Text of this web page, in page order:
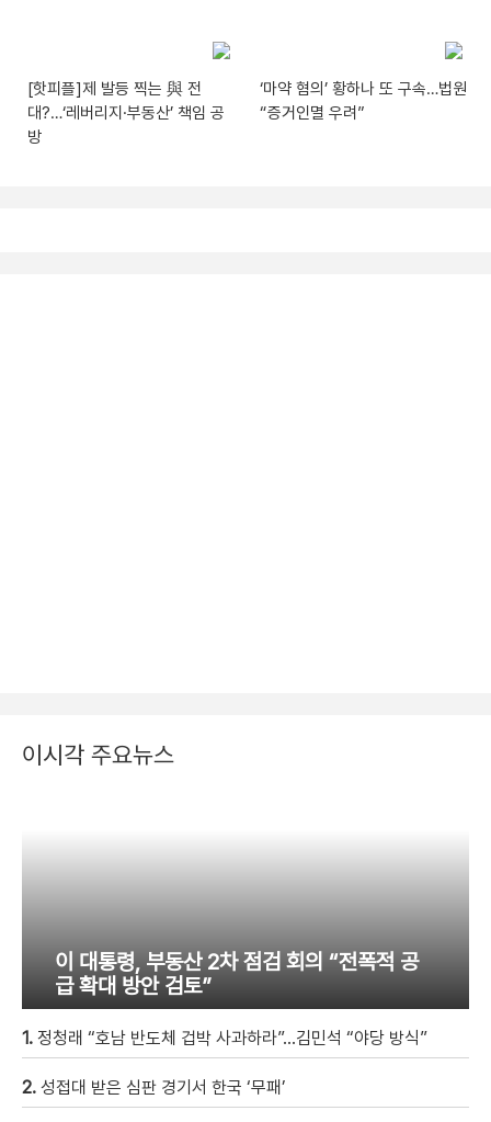
[핫피플]제 발등 찍는 與 전
대?…‘레버리지·부동산’ 책임 공
방
‘마약 혐의’ 황하나 또 구속…법원
“증거인멸 우려”
이시각 주요뉴스
이 대통령, 부동산 2차 점검 회의 “전폭적 공
급 확대 방안 검토”
1. 정청래 “호남 반도체 겁박 사과하라”…김민석 “야당 방식”
2. 성접대 받은 심판 경기서 한국 ‘무패’